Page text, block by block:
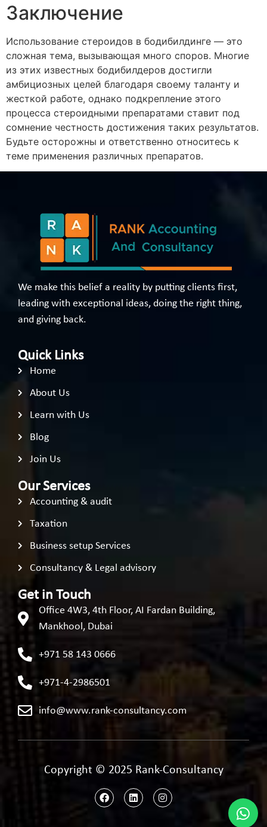
Заключение
Использование стероидов в бодибилдинге — это
сложная тема, вызывающая много споров. Многие
из этих известных бодибилдеров достигли
амбициозных целей благодаря своему таланту и
жесткой работе, однако подкрепление этого
процесса стероидными препаратами ставит под
сомнение честность достижения таких результатов.
Будьте осторожны и ответственно относитесь к
теме применения различных препаратов.
We make this belief a reality by putting clients first,
leading with exceptional ideas, doing the right thing,
and giving back.
Quick Links
Home
About Us
Learn with Us
Blog
Join Us
Our Services
Accounting & audit
Taxation
Business setup Services
Consultancy & Legal advisory
Get in Touch
Office 4W3, 4th Floor, AI Fardan Building,
Mankhool, Dubai
+971 58 143 0666
+971-4-2986501
info@www.rank-consultancy.com
Copyright © 2025 Rank-Consultancy